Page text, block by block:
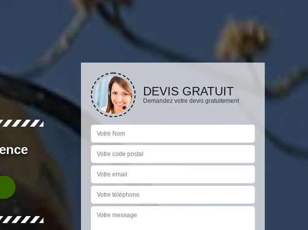
DEVIS GRATUIT
Demandez votre devis gratuitement